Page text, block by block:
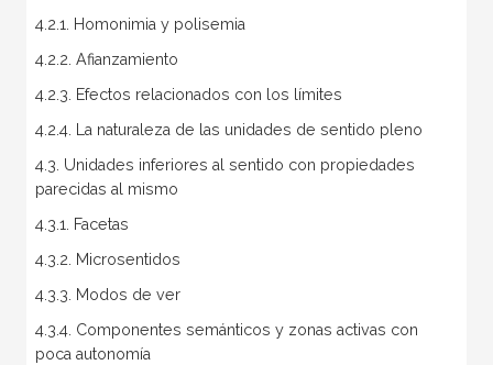
4.2.1. Homonimia y polisemia
4.2.2. Afianzamiento
4.2.3. Efectos relacionados con los límites
4.2.4. La naturaleza de las unidades de sentido pleno
4.3. Unidades inferiores al sentido con propiedades
parecidas al mismo
4.3.1. Facetas
4.3.2. Microsentidos
4.3.3. Modos de ver
4.3.4. Componentes semánticos y zonas activas con
poca autonomía